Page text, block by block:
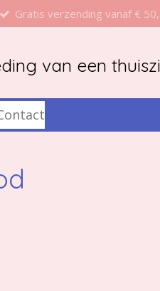
Gratis verzending vanaf €
van een